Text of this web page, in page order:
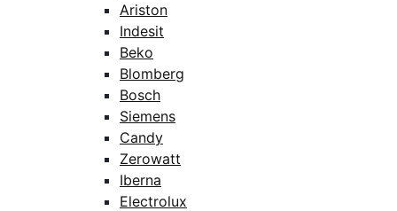
Ariston
Indesit
Beko
Blomberg
Bosch
Siemens
Candy
Zerowatt
Iberna
Electrolux